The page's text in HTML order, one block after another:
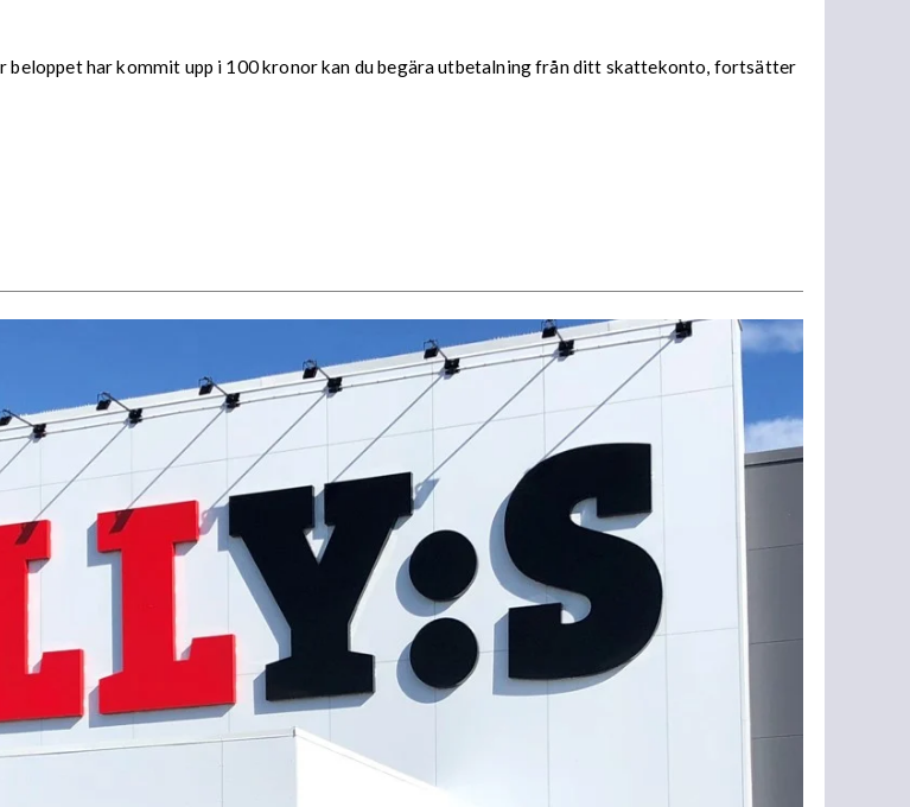
beloppet har kommit upp i 100 kronor kan du begära utbetalning från ditt skattekonto, fortsätter